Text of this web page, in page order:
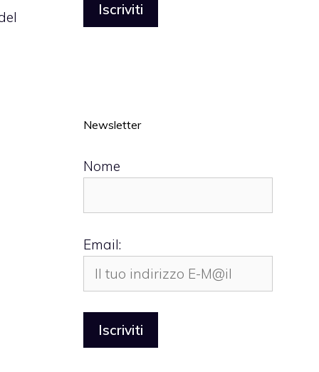
Newsletter
Nome
Email: